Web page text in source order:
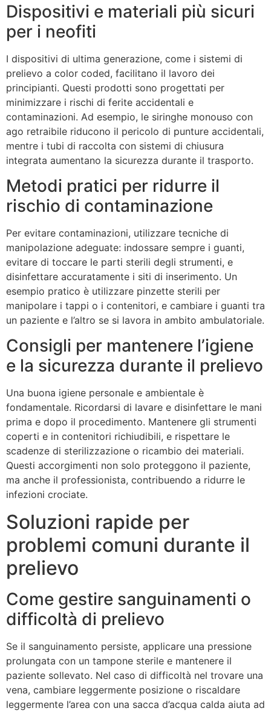
Dispositivi e materiali più sicuri
per i neofiti
I dispositivi di ultima generazione, come i sistemi di
prelievo a color coded, facilitano il lavoro dei
principianti. Questi prodotti sono progettati per
minimizzare i rischi di ferite accidentali e
contaminazioni. Ad esempio, le siringhe monouso con
ago retraibile riducono il pericolo di punture accidentali,
mentre i tubi di raccolta con sistemi di chiusura
integrata aumentano la sicurezza durante il trasporto.
Metodi pratici per ridurre il
rischio di contaminazione
Per evitare contaminazioni, utilizzare tecniche di
manipolazione adeguate: indossare sempre i guanti,
evitare di toccare le parti sterili degli strumenti, e
disinfettare accuratamente i siti di inserimento. Un
esempio pratico è utilizzare pinzette sterili per
manipolare i tappi o i contenitori, e cambiare i guanti tra
un paziente e l’altro se si lavora in ambito ambulatoriale.
Consigli per mantenere l’igiene
e la sicurezza durante il prelievo
Una buona igiene personale e ambientale è
fondamentale. Ricordarsi di lavare e disinfettare le mani
prima e dopo il procedimento. Mantenere gli strumenti
coperti e in contenitori richiudibili, e rispettare le
scadenze di sterilizzazione o ricambio dei materiali.
Questi accorgimenti non solo proteggono il paziente,
ma anche il professionista, contribuendo a ridurre le
infezioni crociate.
Soluzioni rapide per
problemi comuni durante il
prelievo
Come gestire sanguinamenti o
difficoltà di prelievo
Se il sanguinamento persiste, applicare una pressione
prolungata con un tampone sterile e mantenere il
paziente sollevato. Nel caso di difficoltà nel trovare una
vena, cambiare leggermente posizione o riscaldare
leggermente l’area con una sacca d’acqua calda aiuta ad